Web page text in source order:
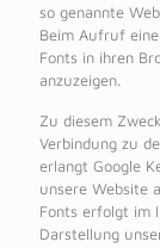
so genannte
Beim Aufruf
Fonts in ihren
anzuzeigen.
Zu diesem
Verbindung zu
erlangt Google
unsere Website
Fonts erfolgt im
Darstellung